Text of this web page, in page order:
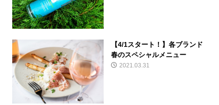
【4/1スタート！】各ブランド
春のスペシャルメニュー
2021.03.31